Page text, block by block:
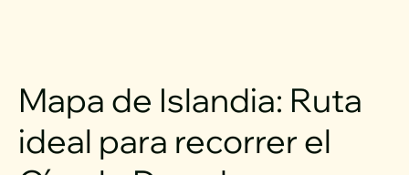
Mapa de Islandia: Ruta
ideal para recorrer el